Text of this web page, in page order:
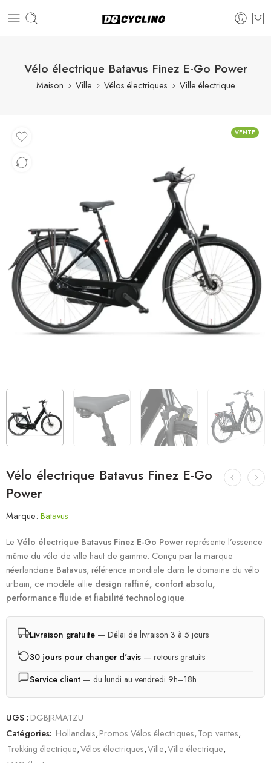
Vélo électrique Batavus Finez E-Go Power
Maison Ville Vélos électriques Ville électrique
VENTE
Vélo électrique Batavus Finez E-Go
Power
Marque: Batavus
Le Vélo électrique Batavus Finez E-Go Power représente l’essence
même du vélo de ville haut de gamme. Conçu par la marque
néerlandaise Batavus, référence mondiale dans le domaine du vélo
urbain, ce modèle allie design raffiné, confort absolu,
performance fluide et fiabilité technologique.
Livraison gratuite — Délai de livraison 3 à 5 jours
30 jours pour changer d'avis — retours gratuits
Service client — du lundi au vendredi 9h–18h
UGS :DGBJRMATZU
Catégories: Hollandais,Promos Vélos électriques,Top ventes,
Trekking électrique,Vélos électriques,Ville,Ville électrique,